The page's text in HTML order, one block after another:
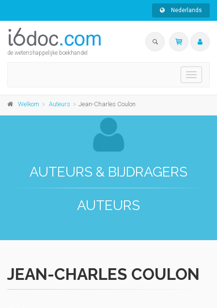
Nederlands
de wetenshappelijke boekhandel
Toggle
Welkom Auteurs Jean-Charles Coulon
AUTEURS & BIJDRAGERS
AUTEURS
JEAN-CHARLES COULON